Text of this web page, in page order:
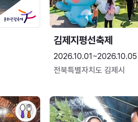
김제지평선축제
2026.10.01~2026.10.05
전북특별자치도 김제시